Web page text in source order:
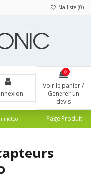
Ma liste (0)
0
Voir le panier /
Générer un
devis
météo Page Produit